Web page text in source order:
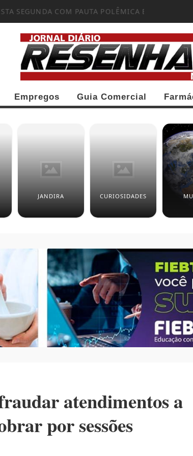
SEGUNDA COM PAUTA POLÊMICA E...
Empregos Guia Comercial
JANDIRA CURIOSIDADES
atendimentos a
por sessões